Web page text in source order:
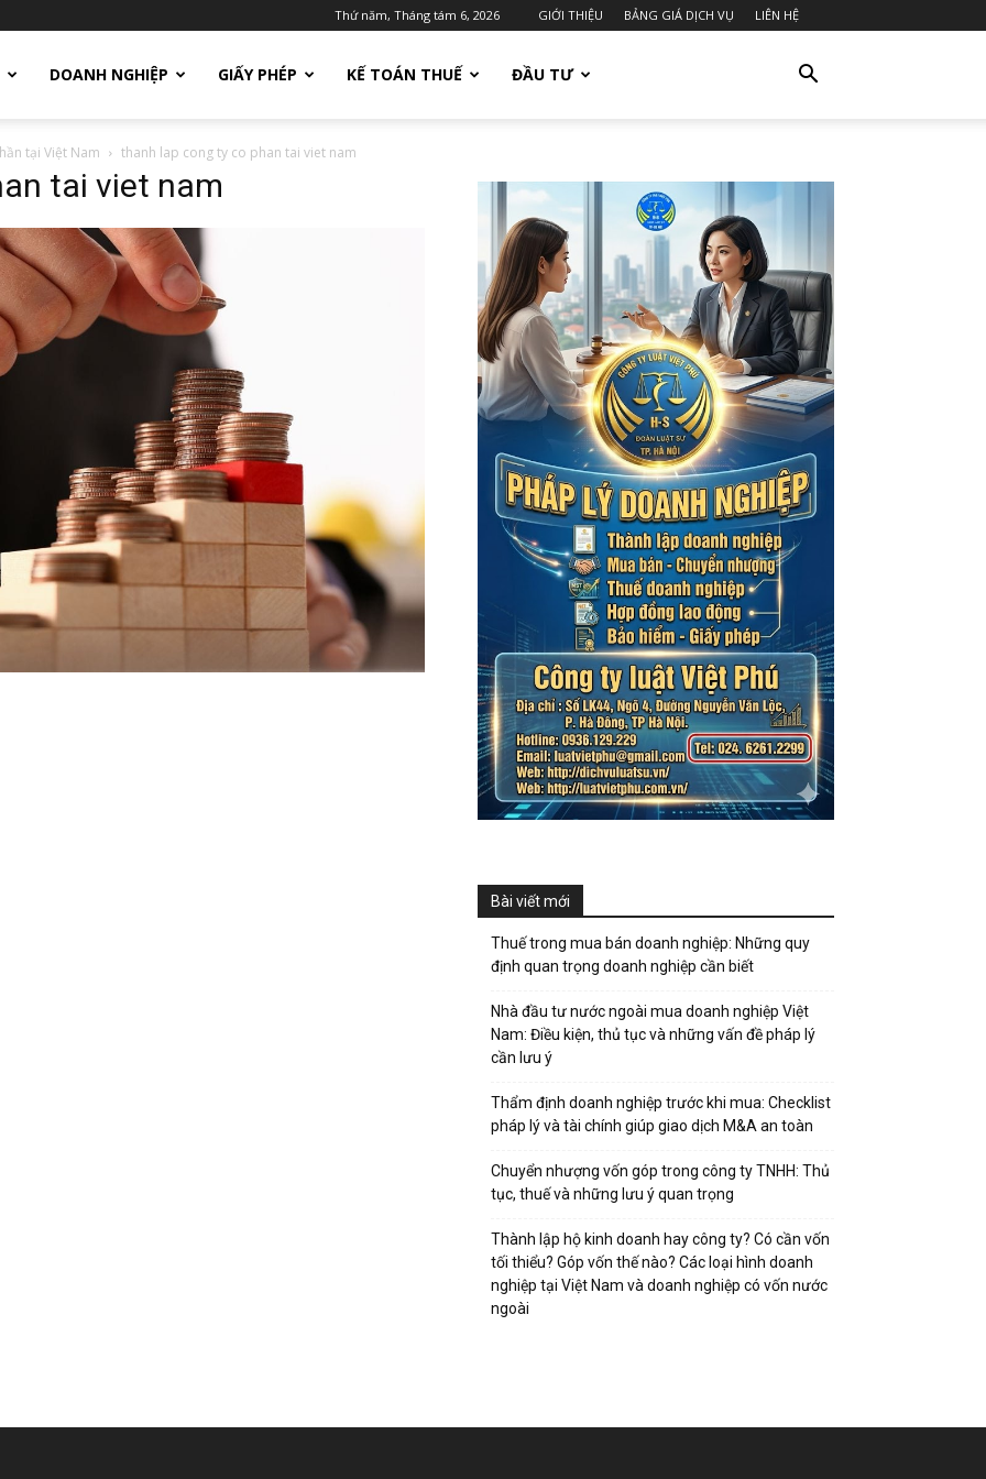
Thứ năm, Tháng tám 6, 2026 GIỚI THIỆU BẢNG GIÁ DỊCH VỤ LIÊN HỆ
DOANH NGHIỆP GIẤY PHÉP KẾ TOÁN THUẾ ĐẦU TƯ
tại Việt Nam thanh lap cong ty co phan tai viet nam
tai viet nam
Bài viết mới
Thuế trong mua bán doanh nghiệp: Những quy
định quan trọng doanh nghiệp cần biết
Nhà đầu tư nước ngoài mua doanh nghiệp Việt
Nam: Điều kiện, thủ tục và những vấn đề pháp lý
cần lưu ý
Thẩm định doanh nghiệp trước khi mua: Checklist
pháp lý và tài chính giúp giao dịch M&A an toàn
Chuyển nhượng vốn góp trong công ty TNHH: Thủ
tục, thuế và những lưu ý quan trọng
Thành lập hộ kinh doanh hay công ty? Có cần vốn
tối thiểu? Góp vốn thế nào? Các loại hình doanh
nghiệp tại Việt Nam và doanh nghiệp có vốn nước
ngoài